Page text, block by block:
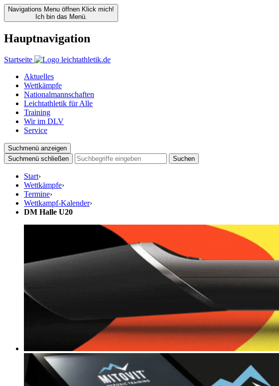
Navigations Menu öffnen Klick mich!
Ich bin das Menü.
Hauptnavigation
Startseite
Aktuelles
Wettkämpfe
Nationalmannschaften
Leichtathletik für Alle
Training
Wir im DLV
Service
Suchmenü anzeigen
Suchmenü schließen
Suchen
Start›
Wettkämpfe›
Termine›
Wettkampf-Kalender›
DM Halle U20